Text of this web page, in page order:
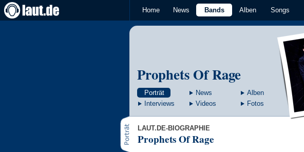
Home News Bands Alben Songs
Prophets Of Rage
Porträt News
Alben
Interviews
Videos Fotos
LAUT.DE-BIOGRAPHIE
Prophets Of Rage